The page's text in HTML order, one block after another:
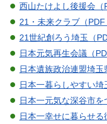
西山たけよし後援会（
21・未来クラブ（PDF
21世紀創ろう埼玉（
日本元気再生会議（
日本遺族政治連盟埼玉
日本一暮らしやすい埼
日本一元気な深谷市を
日本一幸せに暮らせる